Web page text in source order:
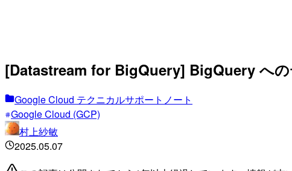
[Datastream for BigQuery] BigQuery へ
Google Cloud テクニカルサポートノート
Google Cloud (GCP)
村上紗敏
2025.05.07